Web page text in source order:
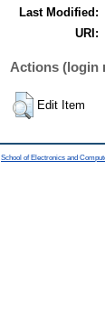
Last Modified:
URI:
Actions (login
Edit Item
School of Electronics and